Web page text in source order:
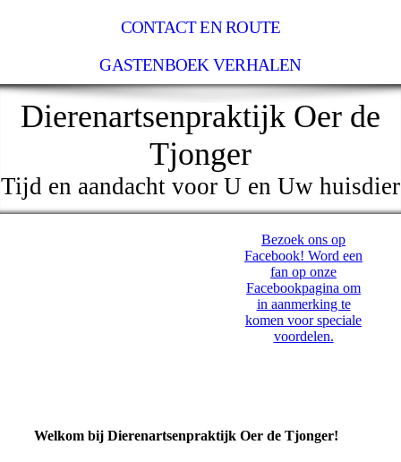
CONTACT EN ROUTE
GASTENBOEK VERHALEN
Dierenartsenpraktijk Oer de
Tjonger
Tijd en aandacht voor U en Uw huisdier
Bezoek ons op
Facebook! Word een
fan op onze
Facebookpagina om
in aanmerking te
komen voor speciale
voordelen.
Welkom bij Dierenartsenpraktijk Oer de Tjonger!